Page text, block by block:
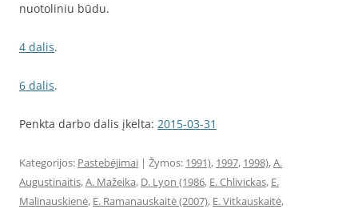
nuotoliniu būdu.
4 dalis.
6 dalis.
Penkta darbo dalis įkelta: 2015-03-31
Kategorijos: Pastebėjimai | Žymos: 1991), 1997, 1998),A.
Augustinaitis,A. Mažeika, D. Lyon (1986, E. Chlivickas, E.
Malinauskienė, E. Ramanauskaitė (2007), E. Vitkauskaitė,